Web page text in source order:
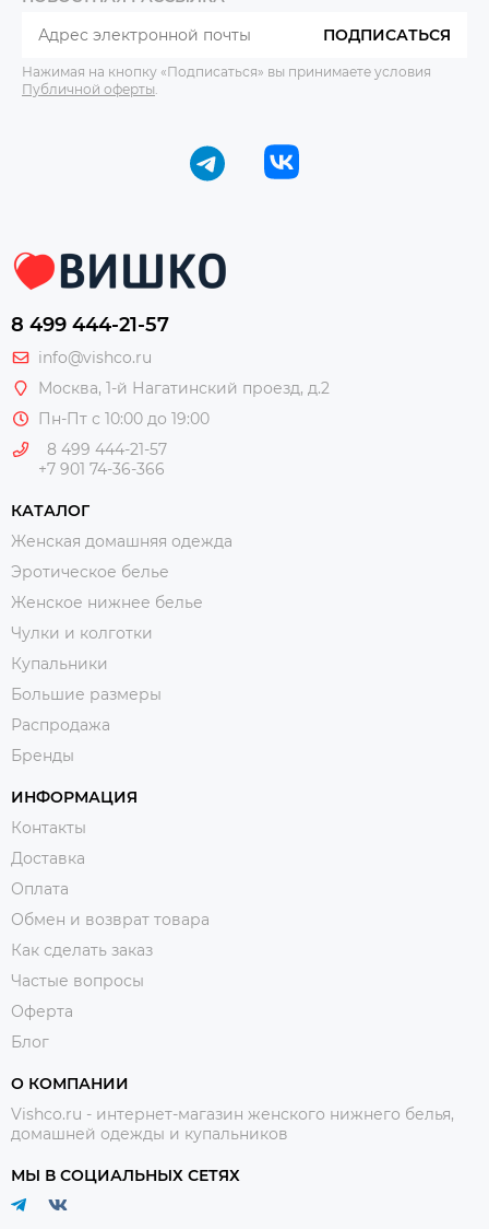
ПОДПИСАТЬСЯ
Нажимая на кнопку «Подписаться» вы принимаете условия
Публичной оферты
8 499 444-21-57
info@vishco.ru
Москва, 1-й Нагатинский проезд, д.2
Пн-Пт с 10:00 до 19:00
8 499 444-21-57
+7 901 74-36-366
КАТАЛОГ
Женская домашняя одежда
Эротическое белье
Женское нижнее белье
Чулки и колготки
Купальники
Большие размеры
Распродажа
Бренды
ИНФОРМАЦИЯ
Контакты
Доставка
Оплата
Обмен и возврат товара
Как сделать заказ
Частые вопросы
Оферта
Блог
О КОМПАНИИ
Vishco.ru - интернет-магазин женского нижнего белья,
домашней одежды и купальников
МЫ В СОЦИАЛЬНЫХ СЕТЯХ